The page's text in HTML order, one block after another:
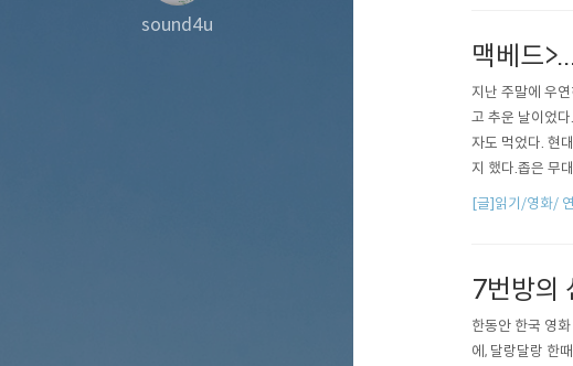
sound4u
맥베드
지난 주말에 우
고 추운 날이었
자도 먹었다. 현
지 했다.좁은 무
에 대해 이야기
[글]읽기/영화/
7번방의
한동안 한국 영
에, 달랑달랑 한